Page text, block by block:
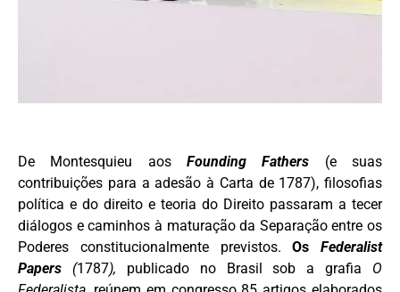
De Montesquieu aos Founding Fathers (e suas
contribuições para a adesão à Carta de 1787), filosofias
política e do direito e teoria do Direito passaram a tecer
diálogos e caminhos à maturação da Separação entre os
Poderes constitucionalmente previstos.Os Federalist
Papers (1787), publicado no Brasil sob a grafia O